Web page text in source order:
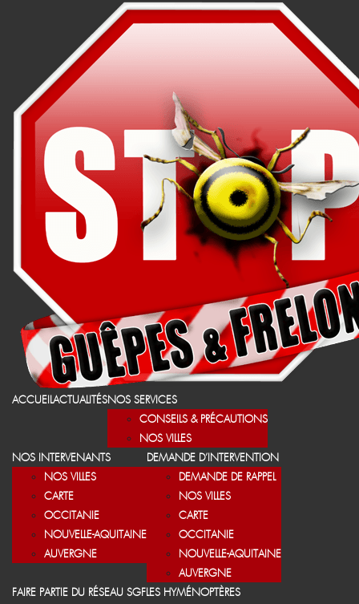
ACCUEILACTUALITÉSNOS SERVICES
CONSEILS & PRÉCAUTIONS
NOS VILLES
NOS INTERVENANTS
NOS VILLES
CARTE
OCCITANIE
NOUVELLE-AQUITAINE
AUVERGNE
DEMANDE D’INTERVENTION
DEMANDE DE RAPPEL
NOS VILLES
CARTE
OCCITANIE
NOUVELLE-AQUITAINE
AUVERGNE
FAIRE PARTIE DU RÉSEAU SGFLES HYMÉNOPTÈRES